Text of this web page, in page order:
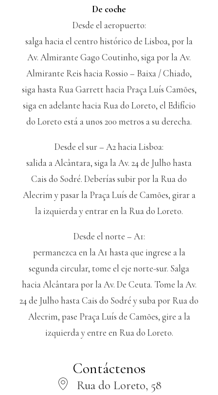
De coche
Desde el aeropuerto:
salga hacia el centro histórico de Lisboa, por la
Av. Almirante Gago Coutinho, siga por la Av.
Almirante Reis hacia Rossio – Baixa / Chiado,
siga hasta Rua Garrett hacia Praça Luís Camões,
siga en adelante hacia Rua do Loreto, el Edifício
do Loreto está a unos 200 metros a su derecha.
Desde el sur – A2 hacia Lisboa:
salida a Alcântara, siga la Av. 24 de Julho hasta
Cais do Sodré. Deberías subir por la Rua do
Alecrim y pasar la Praça Luís de Camões, girar a
la izquierda y entrar en la Rua do Loreto.
Desde el norte – A1:
permanezca en la A1 hasta que ingrese a la
segunda circular, tome el eje norte-sur. Salga
hacia Alcântara por la Av. De Ceuta. Tome la Av.
24 de Julho hasta Cais do Sodré y suba por Rua do
Alecrim, pase Praça Luís de Camões, gire a la
izquierda y entre en Rua do Loreto.
Contáctenos
Rua do Loreto, 58